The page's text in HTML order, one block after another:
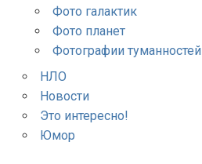
Фото галактик
Фото планет
Фотографии туманностей
НЛО
Новости
Это интересно!
Юмор